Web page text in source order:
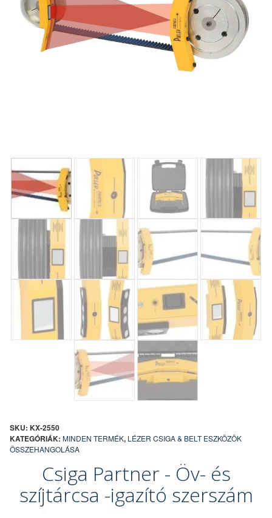
SKU: KX-2550
KATEGÓRIÁK: MINDEN TERMÉK, LÉZER CSIGA & BELT ESZKÖZÖK
ÖSSZEHANGOLÁSA
Csiga Partner - Öv- és
szíjtárcsa -igazító szerszám